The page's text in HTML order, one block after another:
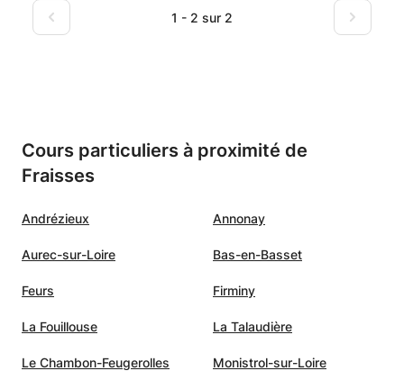
concours infirmiers. Ma méthode repose sur une analyse
des difficultés rencontrées, une remise à niveau si
1 - 2 sur 2
Cours particuliers à proximité de
Fraisses
Andrézieux Annonay
Aurec-sur-Loire Bas-en-Basset
Feurs Firminy
La Fouillouse La Talaudière
Le Chambon-Feugerolles Monistrol-sur-Loire